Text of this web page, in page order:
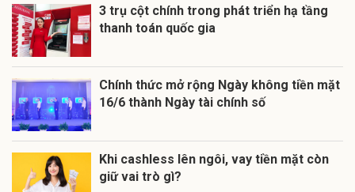
3 trụ cột chính trong phát triển hạ tầng
thanh toán quốc gia
Chính thức mở rộng Ngày không tiền mặt
16/6 thành Ngày tài chính số
Khi cashless lên ngôi, vay tiền mặt còn
giữ vai trò gì?